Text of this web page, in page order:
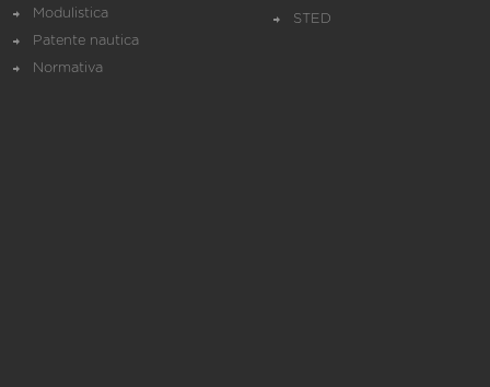
Modulistica
Patente nautica
Normativa
STED